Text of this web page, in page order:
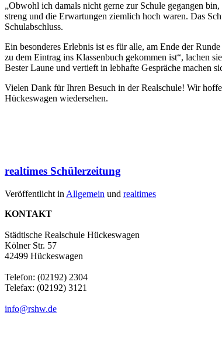
„Obwohl ich damals nicht gerne zur Schule gegangen
streng und die Erwartungen ziemlich hoch waren. Das
Schulabschluss.
Ein besonderes Erlebnis ist es für alle, am Ende der
zu dem Eintrag ins Klassenbuch gekommen ist“, lachen
Bester Laune und vertieft in lebhafte Gespräche machen
Vielen Dank für Ihren Besuch in der Realschule! Wir
Hückeswagen wiedersehen.
realtimes Schülerzeitung
Veröffentlicht in Allgemein und realtimes
KONTAKT
Städtische Realschule Hückeswagen
Kölner Str. 57
42499 Hückeswagen
Telefon: (02192) 2304
Telefax: (02192) 3121
info@rshw.de